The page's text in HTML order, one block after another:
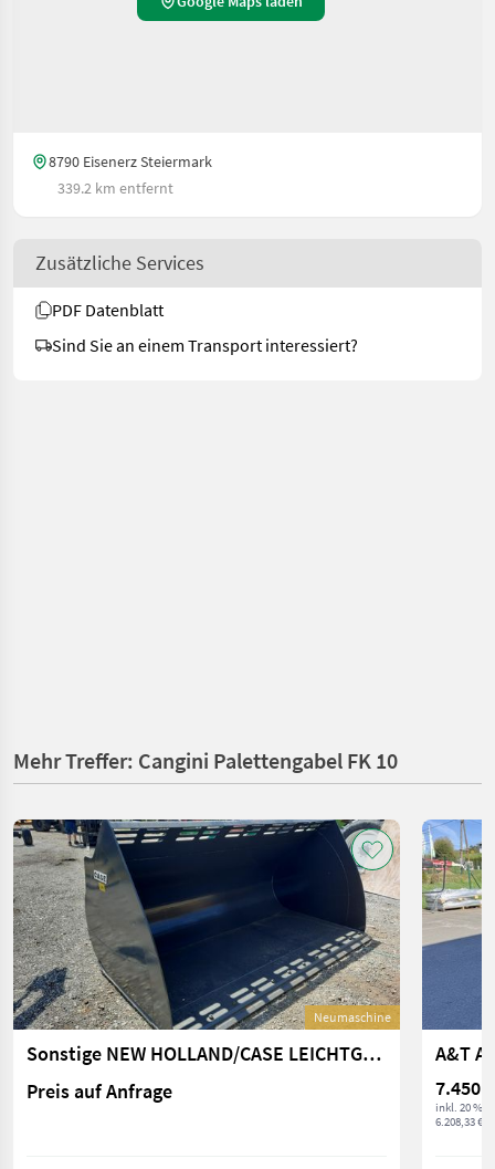
8790 Eisenerz Steiermark
339.2 km entfernt
Zusätzliche Services
PDF Datenblatt
Sind Sie an einem Transport interessiert?
Mehr Treffer: Cangini Palettengabel FK 10
Neumaschine
Sonstige NEW HOLLAND/CASE LEICHTGUTSCHAUFEL 3m
Preis auf Anfrage
7.450 €
inkl. 20 %
6.208,33 €